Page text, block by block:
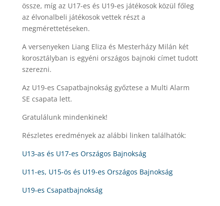
össze, míg az U17-es és U19-es játékosok közül főleg
az élvonalbeli játékosok vettek részt a
megmérettetéseken.
A versenyeken Liang Eliza és Mesterházy Milán két
korosztályban is egyéni országos bajnoki címet tudott
szerezni.
Az U19-es Csapatbajnokság győztese a Multi Alarm
SE csapata lett.
Gratulálunk mindenkinek!
Részletes eredmények az alábbi linken találhatók:
U13-as és U17-es Országos Bajnokság
U11-es, U15-ös és U19-es Országos Bajnokság
U19-es Csapatbajnokság